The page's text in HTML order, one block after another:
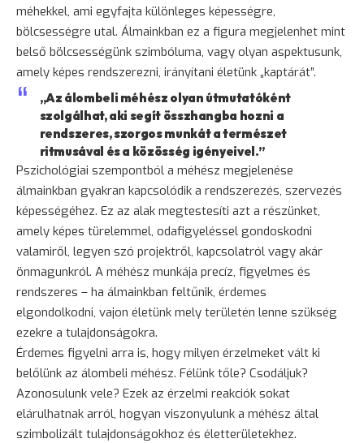
méhekkel, ami egyfajta különleges képességre,
bölcsességre utal. Álmainkban ez a figura megjelenhet mint
belső bölcsességünk szimbóluma, vagy olyan aspektusunk,
amely képes rendszerezni, irányítani életünk „kaptárát”.
„Az álombeli méhész olyan útmutatóként
szolgálhat, aki segít összhangba hozni a
rendszeres, szorgos munkát a természet
ritmusával és a közösség igényeivel.”
Pszichológiai szempontból a méhész megjelenése
álmainkban gyakran kapcsolódik a rendszerezés, szervezés
képességéhez. Ez az alak megtestesíti azt a részünket,
amely képes türelemmel, odafigyeléssel gondoskodni
valamiről, legyen szó projektről, kapcsolatról vagy akár
önmagunkról. A méhész munkája precíz, figyelmes és
rendszeres – ha álmainkban feltűnik, érdemes
elgondolkodni, vajon életünk mely területén lenne szükség
ezekre a tulajdonságokra.
Érdemes figyelni arra is, hogy milyen érzelmeket vált ki
belőlünk az álombeli méhész. Félünk tőle? Csodáljuk?
Azonosulunk vele? Ezek az érzelmi reakciók sokat
elárulhatnak arról, hogyan viszonyulunk a méhész által
szimbolizált tulajdonságokhoz és életterületekhez.